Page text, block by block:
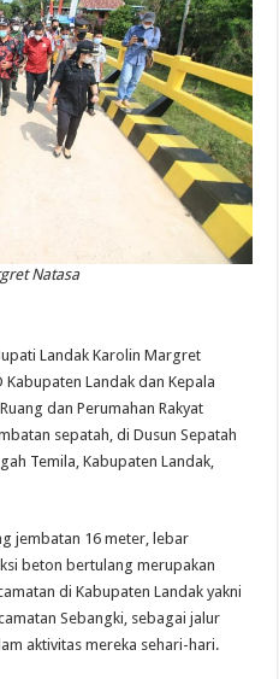
Natasa
Landak Karolin Margret
Landak dan Kepala
dan Perumahan Rakyat
sepatah, di Dusun Sepatah
Temila, Kabupaten Landak,
jembatan 16 meter, lebar
beton bertulang merupakan
di Kabupaten Landak yakni
Sebangki, sebagai jalur
aktivitas mereka sehari-hari.